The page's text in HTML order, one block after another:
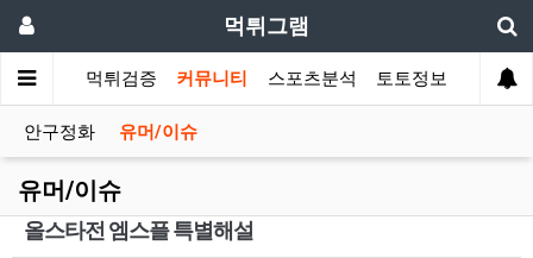
먹튀그램
먹튀검증 커뮤니티 스포츠분석 토토정보
안구정화 유머/이슈
유머/이슈
올스타전 엠스플 특별해설